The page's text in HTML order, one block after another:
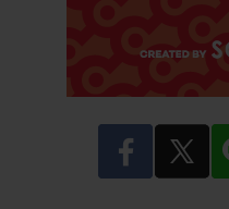
facebook